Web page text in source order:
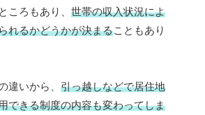
ころもあり、 世帯の収入状況によ
れるかどうかが決まることもあり
違いから、 引っ越しなどで居住地
できる制度の内容も変わってしま